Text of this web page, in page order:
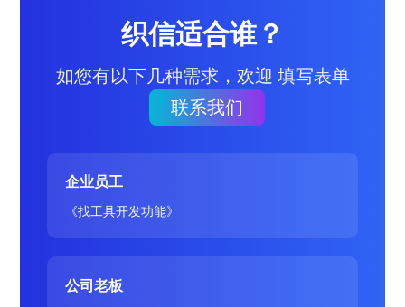
织信适合谁？
如您有以下几种需求，欢迎 填写表单
联系我们
企业员工
《找工具开发功能》
公司老板